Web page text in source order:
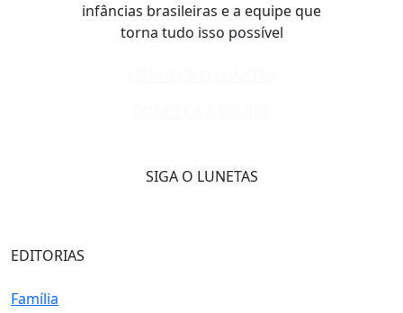
infâncias brasileiras e a equipe que
torna tudo isso possível
SIGA O LUNETAS
EDITORIAS
Família